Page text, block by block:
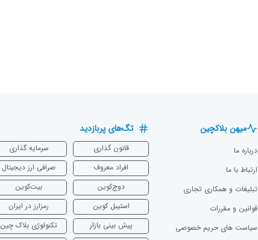
میهن بلاکچین
درباره ما
ارتباط با ما
تبلیغات و همکاری تجاری
قوانین و مقررات
سیاست های حریم خصوصی
تگ‌های پربازدید
قانون گذاری
سرمایه‌ گذاری
افراد معروف
صرافی ارز دیجیتال
دوج‌کوین
بیت‌کوین
استیبل کوین
رمزارز در ایران
پیش بینی بازار
تکنولوژی بلاک چین